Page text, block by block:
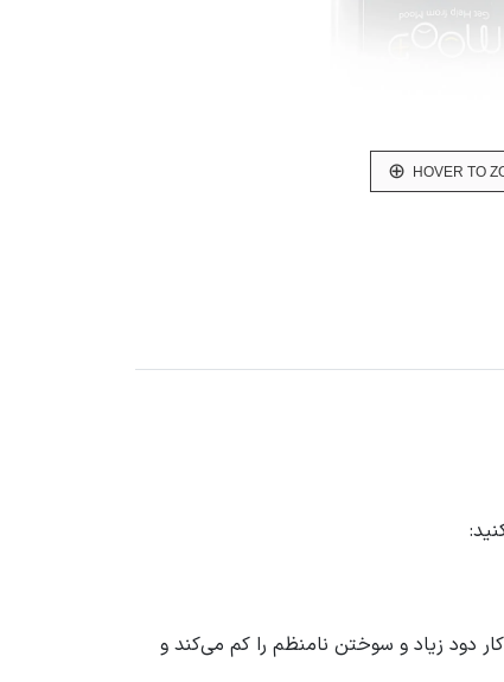
HOVER TO
(یک‌چهارم اینچ) کوتاه کنید. این کار دود زیاد و سوختن نامنظم را کم می‌کند و